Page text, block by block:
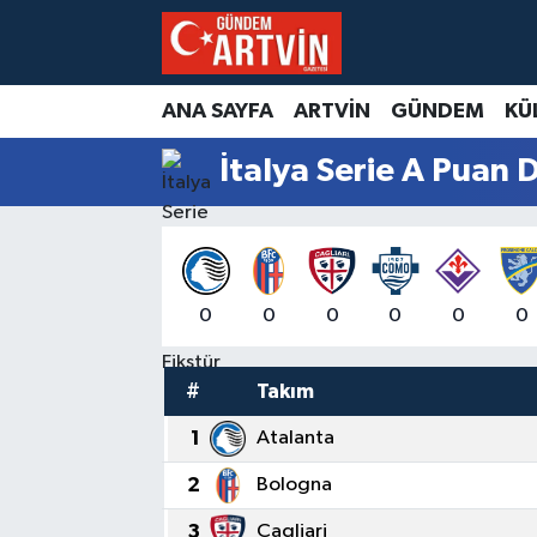
ANA SAYFA ARTVİN GÜNDEM
İtalya Serie A Puan
0 0 0 0 0 0
# Takım
1 Atalanta
2 Bologna
3 Cagliari